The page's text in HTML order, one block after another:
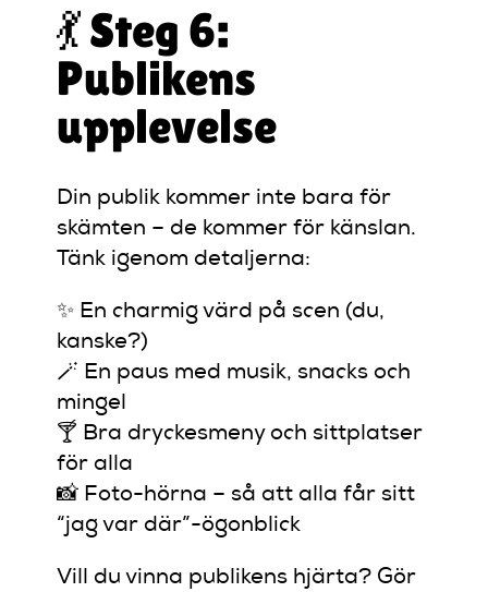
💃 Steg 6:
Publikens
upplevelse
Din publik kommer inte bara för
skämten – de kommer för känslan.
Tänk igenom detaljerna:
✨ En charmig värd på scen (du,
kanske?)
🪄 En paus med musik, snacks och
mingel
🍸 Bra dryckesmeny och sittplatser
för alla
📸 Foto-hörna – så att alla får sitt
“jag var där”-ögonblick
Vill du vinna publikens hjärta? Gör